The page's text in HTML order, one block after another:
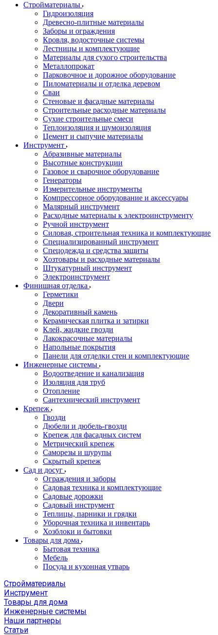
Стройматериалы
Гидроизоляция
Древесно-плитные материалы
Заборы и ограждения
Кровля, водосточные системы
Лестницы и комплектующие
Материалы для сухого строительства
Металлопрокат
Парковочное и дорожное оборудование
Пиломатериалы и отделка деревом
Сваи
Стеновые и фасадные материалы
Строительные расходные материалы
Сухие строительные смеси
Теплоизоляция и шумоизоляция
Цемент и сыпучие материалы
Инструмент
Абразивные материалы
Высотные конструкции
Газовое и сварочное оборудование
Генераторы
Измерительные инструменты
Компрессорное оборудование и аксессуары
Малярный инструмент
Расходные материалы к электроинструменту
Ручной инструмент
Силовая, строительная техника и комплектующие
Специализированный инструмент
Спецодежда и средства защиты
Хозтовары и расходные материалы
Штукатурный инструмент
Электроинструмент
Финишная отделка
Герметики
Двери
Декоративный камень
Керамическая плитка и затирки
Клей, жидкие гвозди
Лакокрасочные материалы
Напольные покрытия
Панели для отделки стен и комплектующие
Инженерные системы
Водоотведение и канализация
Изоляция для труб
Отопление
Сантехнический инструмент
Крепеж
Гвозди
Дюбели и дюбель-гвозди
Крепеж для фасадных систем
Метрический крепеж
Саморезы и шурупы
Скрытый крепеж
Сад и досуг
Ограждения и заборы
Садовая техника и комплектующие
Садовые дорожки
Садовый инструмент
Теплицы, парники и грядки
Уборочная техника и инвентарь
Хозблоки и бытовки
Товары для дома
Бытовая техника
Мебель
Посуда и кухонная утварь
Стройматериалы
Инструмент
Товары для дома
Инженерные системы
Наши партнеры
Статьи